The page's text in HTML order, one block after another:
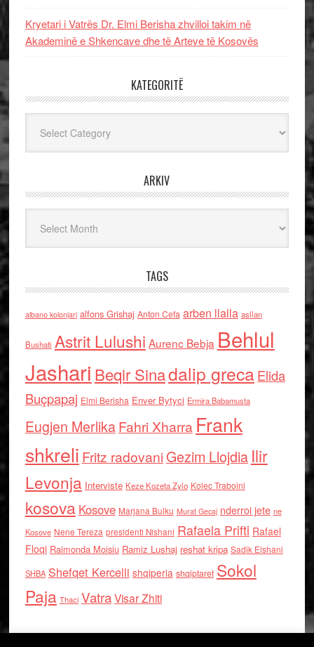
Kryetari i Vatrës Dr. Elmi Berisha zhvilloi takim në
Akademinë e Shkencave dhe të Arteve të Kosovës
KATEGORITË
ARKIV
TAGS
albano kolonjari alfons Grishaj Anton Cefa arben llalla asllan
Bushati Astrit Lulushi Aurenc Bebja Behlul
Jashari Beqir Sinadalip grecaElida
Buçpapaj Elmi Berisha Enver Bytyci Ermira Babamusta
Eugjen MerlikaFahri Xharra Frank
shkreli Fritz radovaniGezim Llojdia Ilir
Levonja Interviste Keze Kozeta Zylo Kolec Traboini
kosova Kosove Marjana Bulku Murat Gecaj nderroi jete ne
Kosove Nene Tereza presidenti Nishani Rafaela Prifti Rafael
Floqi Raimonda Moisiu Ramiz Lushaj reshat kripa Sadik Elshani
SHBA Shefqet Kercelli shqiperia shqiptaret Sokol
Paja Thaci VatraVisar Zhiti